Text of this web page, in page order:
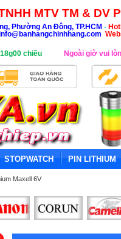
MTV TM & DV
Phường An Đông, TP.HCM -
chiều Ngoài giờ vui
STOPWATCH PIN LITHIUM
Maxell 6V